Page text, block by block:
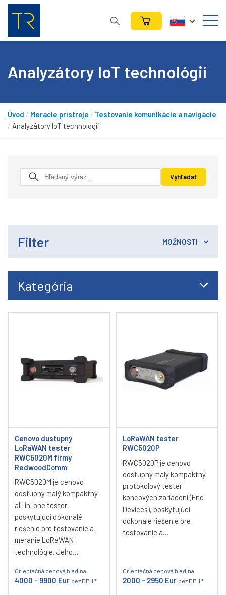
Analyzátory IoT technológií
Úvod / Meracie prístroje / Testovanie komunikácie a navigácie
/ Analyzátory IoT technológií
Filter MOŽNOSTI
Kategória
Cenovo dustupný
LoRaWAN tester
RWC5020M firmy
RedwoodComm
RWC5020M je cenovo
dostupný malý kompaktný
all-in-one tester,
poskytujúci dokonalé
riešenie pre testovanie a
meranie LoRaWAN
technológie. Jeho…
Orientačná cenová hladina
4000 - 9900 Eur bez DPH *
LoRaWAN tester
RWC5020P
RWC5020P je cenovo
dostupný malý kompaktný
protokolový tester
koncových zariadení (End
Devices), poskytujúci
dokonalé riešenie pre
testovanie a…
Orientačná cenová hladina
2000 - 2950 Eur bez DPH *